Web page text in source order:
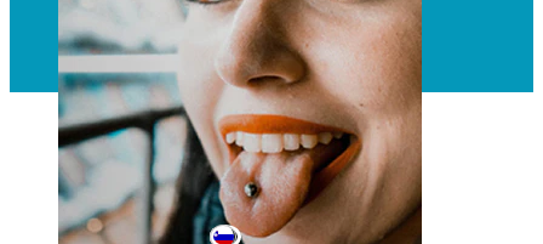
Slovenia